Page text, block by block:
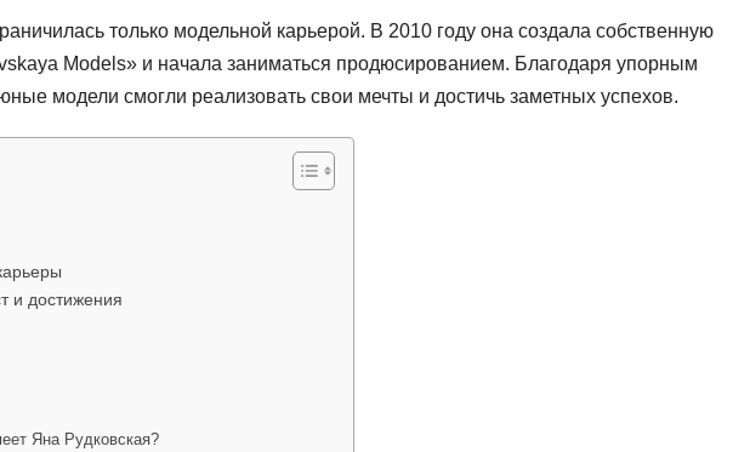
только модельной карьерой. В 2010 году она создала собственную
Models» и начала заниматься продюсированием. Благодаря упорным
модели смогли реализовать свои мечты и достичь заметных успехов.
и достижения
Яна Рудковская?